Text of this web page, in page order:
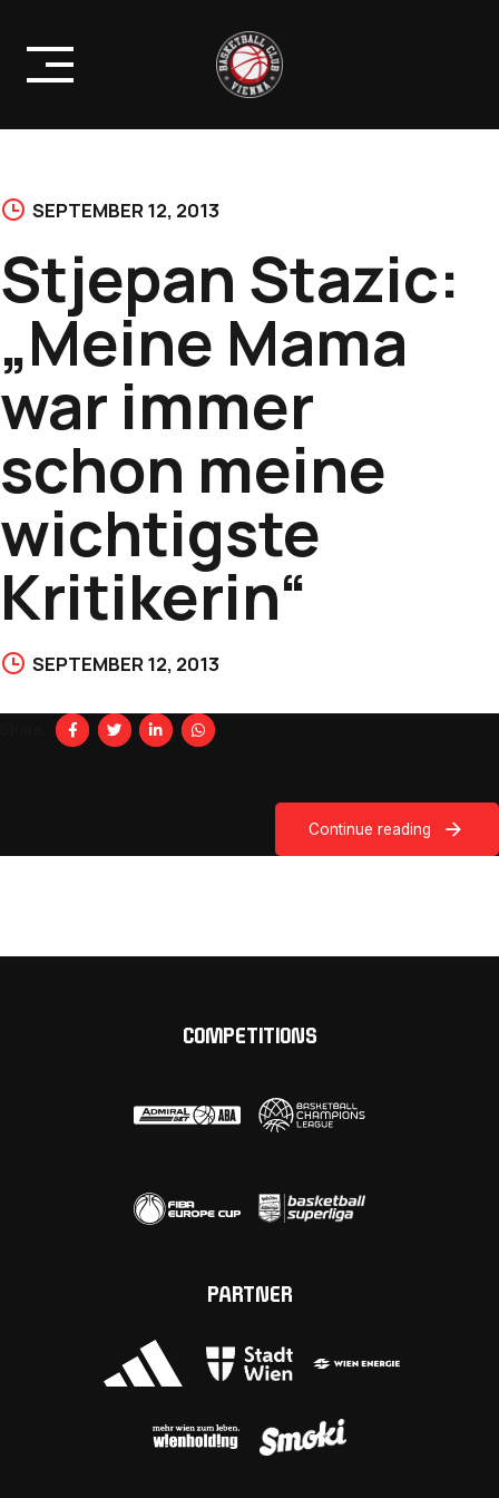
content
SEPTEMBER 12, 2013
Stjepan Stazic:
„Meine Mama
war immer
schon meine
wichtigste
Kritikerin“
SEPTEMBER 12, 2013
Continue reading
COMPETITIONS
PARTNER